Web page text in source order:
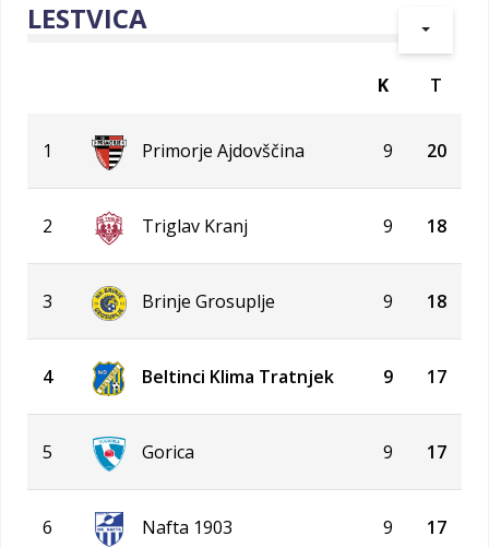
LESTVICA
K T
1 Primorje Ajdovščina 9 20
2 Triglav Kranj 9 18
3 Brinje Grosuplje 9 18
4 Beltinci Klima Tratnjek 9 17
5 Gorica 9 17
6 Nafta 1903 9 17